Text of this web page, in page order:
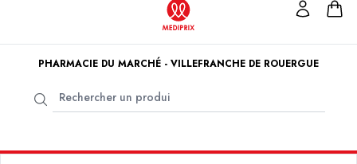
PHARMACIE DU MARCHÉ - VILLEFRANCHE DE ROUERGUE